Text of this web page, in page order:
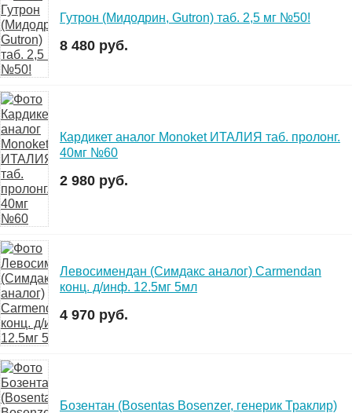
Гутрон (Мидодрин, Gutron) таб. 2,5 мг №50!
8 480 руб.
Кардикет аналог Monoket ИТАЛИЯ таб. пролонг.
40мг №60
2 980 руб.
Левосимендан (Симдакс аналог) Carmendan
конц. д/инф. 12.5мг 5мл
4 970 руб.
Бозентан (Bosentas Bosenzer, генерик Траклир)